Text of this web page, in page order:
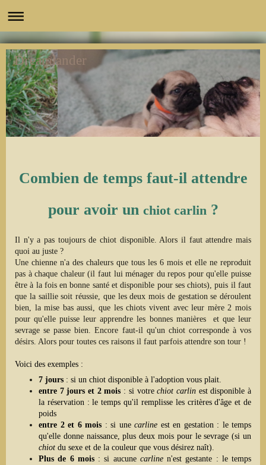
Dreamlander
Combien de temps faut-il attendre
pour avoir un chiot carlin ?
Il n'y a pas toujours de chiot disponible. Alors il faut attendre mais
quoi au juste ?
Une chienne n'a des chaleurs que tous les 6 mois et elle ne reproduit
pas à chaque chaleur (il faut lui ménager du repos pour qu'elle puisse
être à la fois en bonne santé et disponible pour ses chiots), puis il faut
que la saillie soit réussie, que les deux mois de gestation se déroulent
bien, la mise bas aussi, que les chiots vivent avec leur mère 2 mois
pour qu'elle puisse leur apprendre les bonnes manières et que leur
sevrage se passe bien. Encore faut-il qu'un chiot corresponde à vos
désirs. Alors pour toutes ces raisons il faut parfois attendre son tour !
Voici des exemples :
7 jours : si un chiot disponible à l'adoption vous plait.
entre 7 jours et 2 mois : si votrechiot carlinest disponible à
la réservation : le temps qu'il remplisse les critères d'âge et de
poids
entre 2 et 6 mois : si une carline est en gestation : le temps
qu'elle donne naissance, plus deux mois pour le sevrage (si un
chiot du sexe et de la couleur que vous désirez naît).
Plus de 6 mois: si aucune carlinen'est gestante : le temps